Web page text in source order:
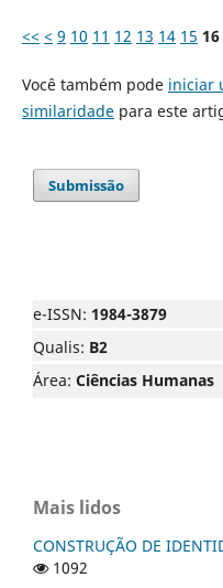
<< < 9 10 11 12 13 14 15 16
Você também pode iniciar
similaridadepara este
Submissão
e-ISSN: 1984-3879
Qualis: B2
Área: Ciências Humanas
Mais lidos
CONSTRUÇÃO DE
1092